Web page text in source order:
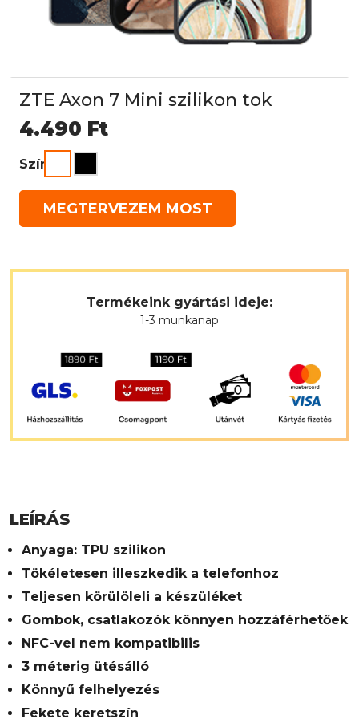
ZTE Axon 7 Mini szilikon tok
4.490 Ft
Szín
MEGTERVEZEM MOST
Termékeink gyártási ideje:
1-3 munkanap
LEÍRÁS
Anyaga: TPU szilikon
Tökéletesen illeszkedik a telefonhoz
Teljesen körülöleli a készüléket
Gombok, csatlakozók könnyen hozzáférhetőek
NFC-vel nem kompatibilis
3 méterig ütésálló
Könnyű felhelyezés
Fekete keretszín